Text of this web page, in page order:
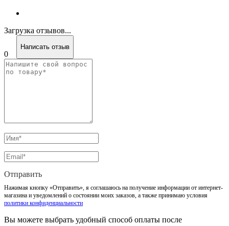
Загрузка отзывов...
0
Написать отзыв
Отправить
Нажимая кнопку «Отправить», я соглашаюсь на получение информации от интернет-
магазина и уведомлений о состоянии моих заказов, а также принимаю условия
политики конфиденциальности
Вы можете выбрать удобный способ оплаты после